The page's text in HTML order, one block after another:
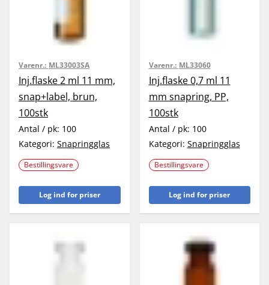
Varenr.: ML33003SA
Inj.flaske 2 ml 11 mm,
snap+label, brun,
100stk
Antal / pk: 100
Kategori: Snapringglas
Bestillingsvare
Log ind for priser
Varenr.: ML33060
Inj.flaske 0,7 ml 11
mm snapring, PP,
100stk
Antal / pk: 100
Kategori: Snapringglas
Bestillingsvare
Log ind for priser